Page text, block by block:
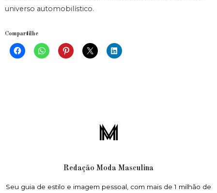
universo automobilístico.
Compartilhe
Redação Moda Masculina
Seu guia de estilo e imagem pessoal, com mais de 1 milhão de